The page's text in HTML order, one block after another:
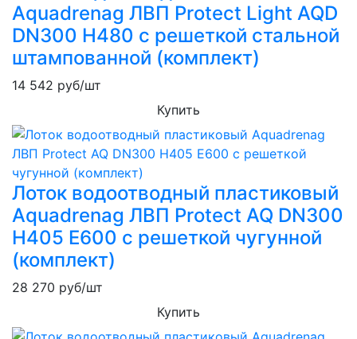
Aquadrenag ЛВП Protect Light AQD
DN300 H480 с решеткой стальной
штампованной (комплект)
14 542 руб/шт
Купить
Лоток водоотводный пластиковый
Aquadrenag ЛВП Protect AQ DN300
H405 E600 с решеткой чугунной
(комплект)
28 270 руб/шт
Купить